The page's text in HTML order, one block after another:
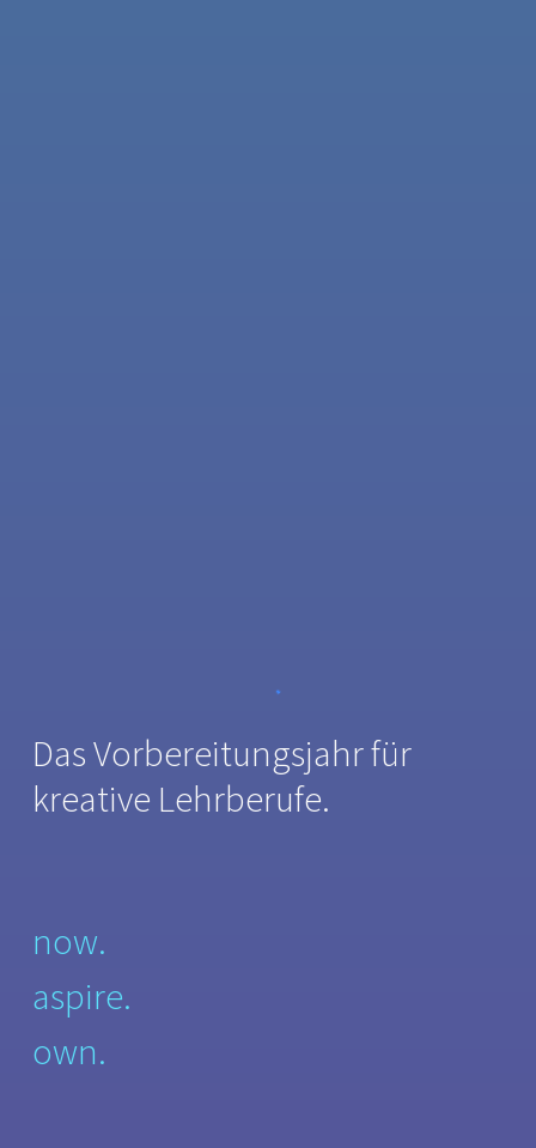
Das Vorbereitungsjahr für
kreative Lehrberufe.
now.
aspire.
own.